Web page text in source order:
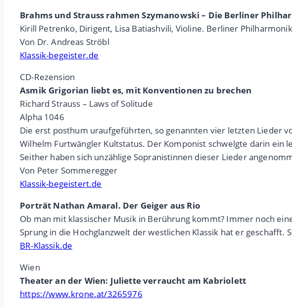
Brahms und Strauss rahmen Szymanowski – Die Berliner
Kirill Petrenko, Dirigent, Lisa Batiashvili, Violine. Berliner
Von Dr. Andreas Ströbl
Klassik-begeister.de
CD-Rezension
Asmik Grigorian liebt es, mit Konventionen zu brechen
Richard Strauss – Laws of Solitude
Alpha 1046
Die erst posthum uraufgeführten, so genannten vier letzten Lieder
Wilhelm Furtwängler Kultstatus. Der Komponist schwelgte darin
Seither haben sich unzählige Sopranistinnen dieser Lieder
Von Peter Sommeregger
Klassik-begeistert.de
Porträt Nathan Amaral. Der Geiger aus Rio
Ob man mit klassischer Musik in Berührung kommt? Immer noch
Sprung in die Hochglanzwelt der westlichen Klassik hat er
BR-Klassik.de
Wien
Theater an der Wien: Juliette verraucht am Kabriolett
https://www.krone.at/3265976